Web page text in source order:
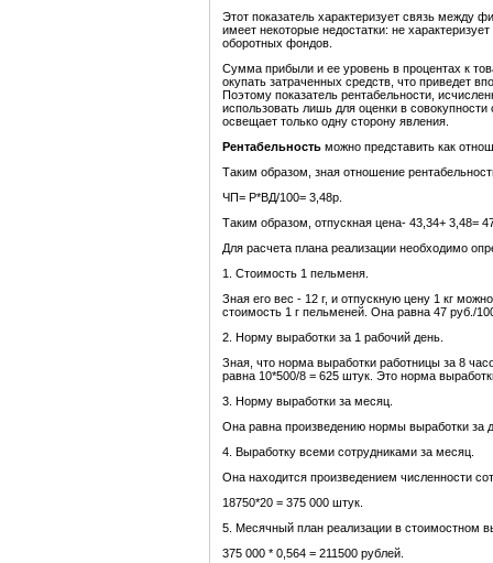
Этот показатель характеризует связь между
имеет некоторые недостатки: не
оборотных фондов.
Сумма прибыли и ее уровень в процентах к
окупать затраченных средств, что приведет
Поэтому показатель рентабельности,
использовать лишь для оценки в
освещает только одну сторону явления.
Рентабельность можно представить как
Таким образом, зная отношение
ЧП= Р*ВД/100= 3,48р.
Таким образом, отпускная цена- 43,34+ 3,48=
Для расчета плана реализации необходимо
1. Стоимость 1 пельменя.
Зная его вес - 12 г, и отпускную цену 1 кг
стоимость 1 г пельменей. Она равна 47 руб./
2. Норму выработки за 1 рабочий день.
Зная, что норма выработки работницы за 8
равна 10*500/8 = 625 штук. Это норма
3. Норму выработки за месяц.
Она равна произведению нормы выработки за
4. Выработку всеми сотрудниками за месяц.
Она находится произведением численности
18750*20 = 375 000 штук.
5. Месячный план реализации в стоимостном
375 000 * 0,564 = 211500 рублей.